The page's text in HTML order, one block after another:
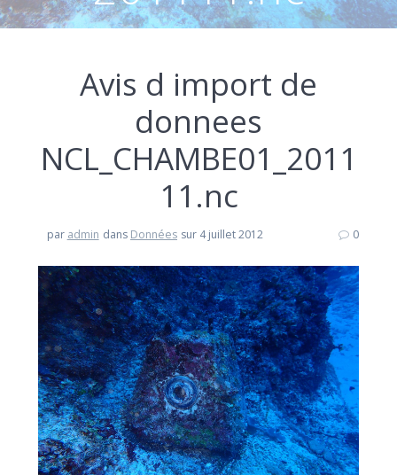
Avis d import de
donnees
NCL_CHAMBE01_2011
11.nc
par admin dans Données sur 4 juillet 2012 0